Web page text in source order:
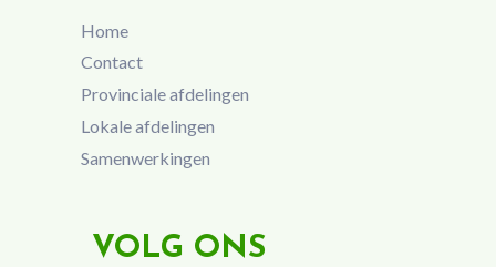
Home
Contact
Provinciale afdelingen
Lokale afdelingen
Samenwerkingen
VOLG ONS